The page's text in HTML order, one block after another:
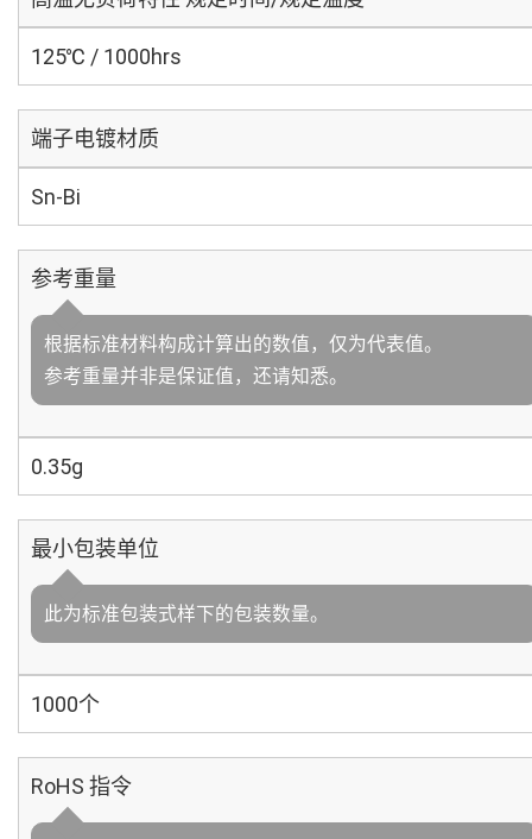
125℃ / 1000hrs
端子电镀材质
Sn-Bi
参考重量
根据标准材料构成计算出的数值，仅为代表值。
参考重量并非是保证值，还请知悉。
0.35g
最小包装单位
此为标准包装式样下的包装数量。
1000个
RoHS 指令